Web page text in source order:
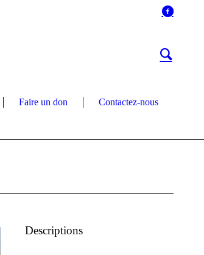
Faire un don Contactez-nous
Descriptions